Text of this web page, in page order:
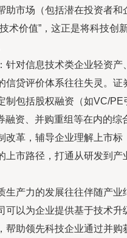
助市场（包括潜在投资者和
术价值”，这正是将科技创
针对信息技术类企业轻资产
信贷评价体系往往失灵。证
制包括股权融资（如VC/PE
融资、并购重组等在内的综
改革，辅导企业理解上市标
上市路径，打通从研发到产
生产力的发展往往伴随产业
可以为企业提供基于技术升
帮助领先科技企业通过并购